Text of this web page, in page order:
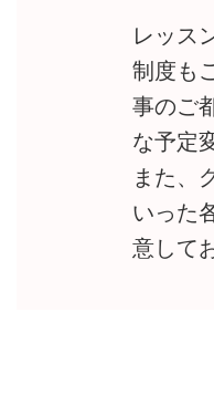
レッス
制度も
事のご
な予定
また、
いった
意して